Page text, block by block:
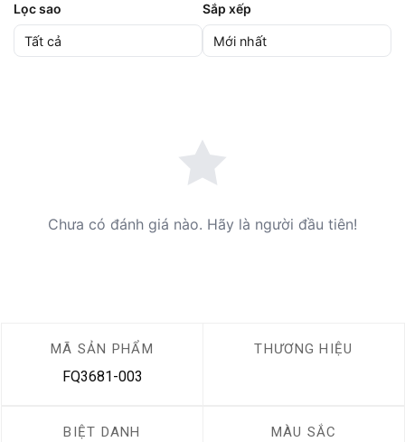
Lọc sao Sắp xếp
Chưa có đánh giá nào. Hãy là người đầu tiên!
MÃ SẢN PHẨM
FQ3681-003
THƯƠNG HIỆU
BIỆT DANH MÀU SẮC